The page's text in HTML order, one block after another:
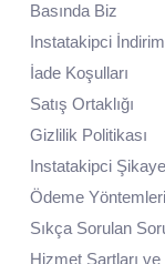
Basında Biz
Instatakipci
İade Koşulları
Satış Ortaklığı
Gizlilik Politikası
Instatakipci
Ödeme Yöntemleri
Sıkça Sorulan
Hizmet Şartları